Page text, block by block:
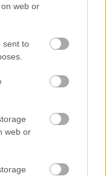
web or
sent to
web or